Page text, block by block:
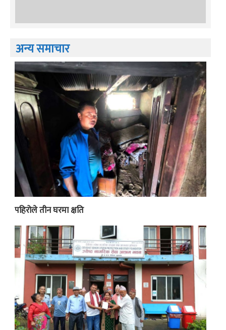
अन्य समाचार
पहिरोले तीन घरमा क्षति